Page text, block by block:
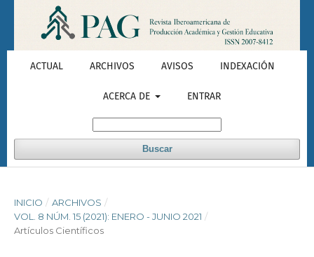
ACTUAL ARCHIVOS AVISOS INDEXACIÓN
ACERCA DE ENTRAR
Buscar
INICIO / ARCHIVOS /
VOL. 8 NÚM. 15 (2021): ENERO - JUNIO 2021 /
Artículos Científicos